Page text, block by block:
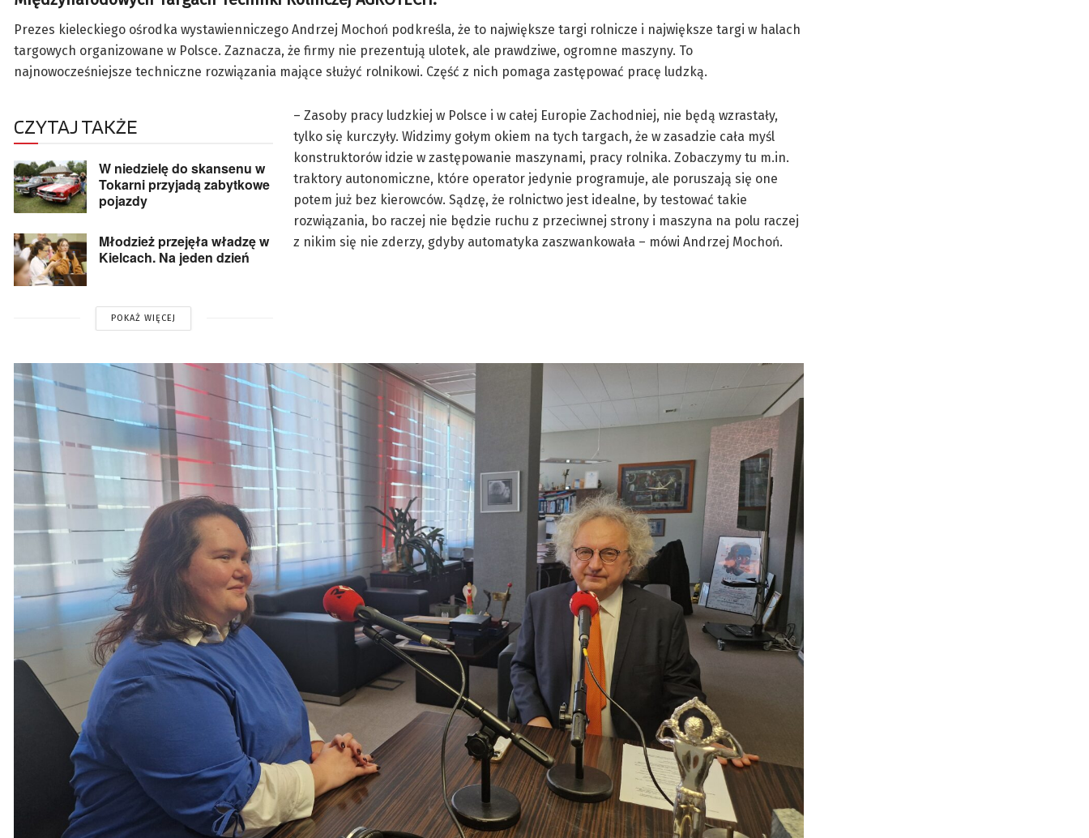
Prezes kieleckiego ośrodka wystawienniczego Andrzej Mochoń podkreśla, że to największe targi rolnicze i największe targi w halach
targowych organizowane w Polsce. Zaznacza, że firmy nie prezentują ulotek, ale prawdziwe, ogromne maszyny. To
najnowocześniejsze techniczne rozwiązania mające służyć rolnikowi. Część z nich pomaga zastępować pracę ludzką.
CZYTAJ TAKŻE
W niedzielę do skansenu w
Tokarni przyjadą zabytkowe
pojazdy
Młodzież przejęła władzę w
Kielcach. Na jeden dzień
POKAŻ WIĘCEJ
– Zasoby pracy ludzkiej w Polsce i w całej Europie Zachodniej, nie będą wzrastały,
tylko się kurczyły. Widzimy gołym okiem na tych targach, że w zasadzie cała myśl
konstruktorów idzie w zastępowanie maszynami, pracy rolnika. Zobaczymy tu m.in.
traktory autonomiczne, które operator jedynie programuje, ale poruszają się one
potem już bez kierowców. Sądzę, że rolnictwo jest idealne, by testować takie
rozwiązania, bo raczej nie będzie ruchu z przeciwnej strony i maszyna na polu raczej
z nikim się nie zderzy, gdyby automatyka zaszwankowała – mówi Andrzej Mochoń.